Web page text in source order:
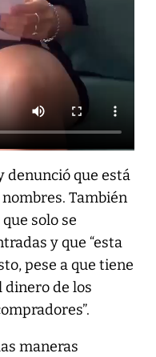
denunció que está
También
solo se
y que “esta
pese a que tiene
dinero de los
maneras